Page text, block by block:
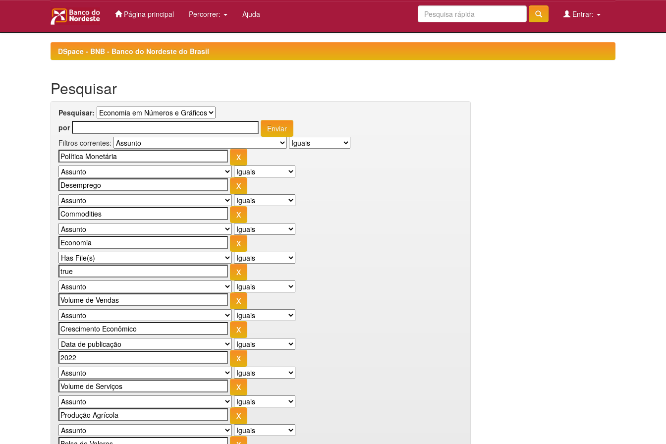
Página principal Percorrer: Ajuda Entrar:
DSpace - BNB - Banco do Nordeste do Brasil
Pesquisar
Pesquisar:
por
Filtros correntes: